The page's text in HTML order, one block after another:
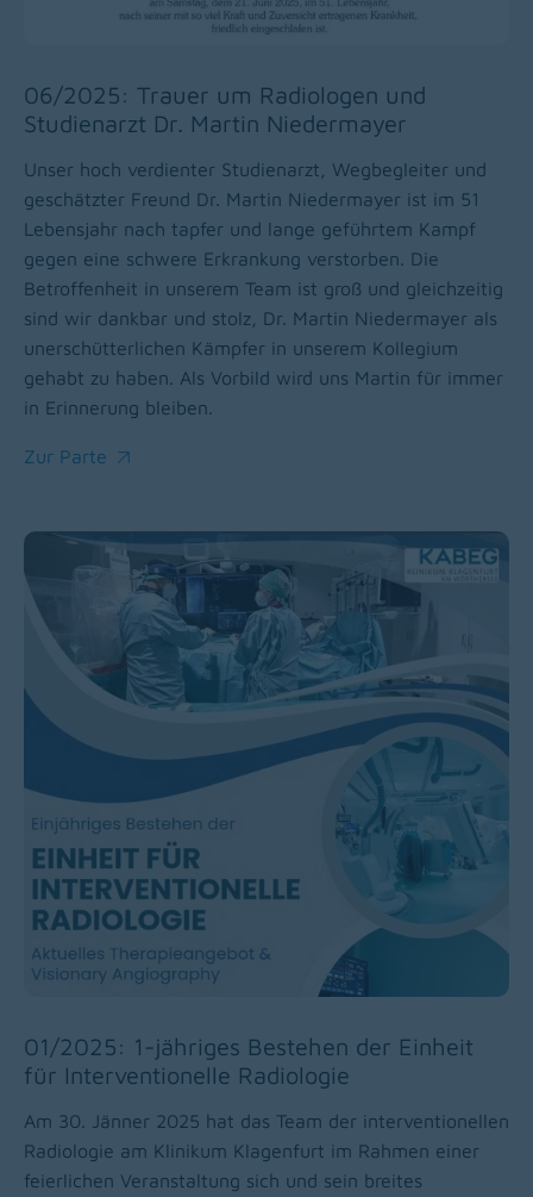
06/2025: Trauer um Radiologen und
Studienarzt Dr. Martin Niedermayer
Unser hoch verdienter Studienarzt, Wegbegleiter und
geschätzter Freund Dr. Martin Niedermayer ist im 51
Lebensjahr nach tapfer und lange geführtem Kampf
gegen eine schwere Erkrankung verstorben. Die
Betroffenheit in unserem Team ist groß und gleichzeitig
sind wir dankbar und stolz, Dr. Martin Niedermayer als
unerschütterlichen Kämpfer in unserem Kollegium
gehabt zu haben. Als Vorbild wird uns Martin für immer
in Erinnerung bleiben.
Zur Parte
(opens in a new window)
01/2025: 1-jähriges Bestehen der Einheit
für Interventionelle Radiologie
Am 30. Jänner 2025 hat das Team der interventionellen
Radiologie am Klinikum Klagenfurt im Rahmen einer
feierlichen Veranstaltung sich und sein breites